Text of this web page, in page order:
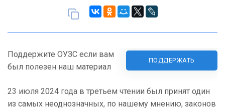
Поддержите ОУЗС если вам
был полезен наш материал
ПОДДЕРЖАТЬ
23 июля 2024 года в третьем чтении был принят один
из самых неоднозначных, по нашему мнению, законов